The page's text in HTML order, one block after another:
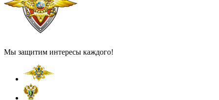
Мы защитим интересы каждого!